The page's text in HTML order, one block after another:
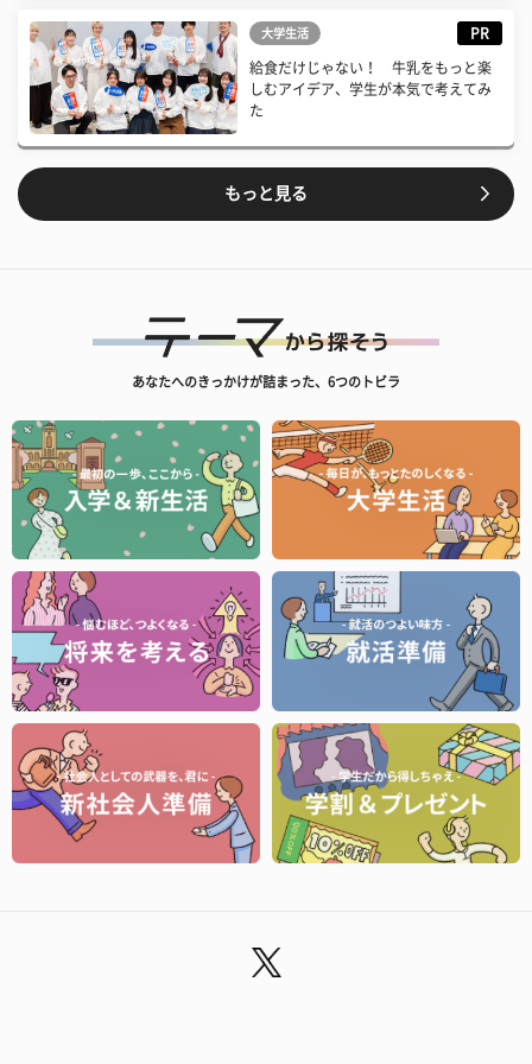
大学生活 PR
給食だけじゃない！ 牛乳をもっと楽
しむアイデア、学生が本気で考えてみ
た
もっと見る
あなたへのきっかけが詰まった、6つのトビラ